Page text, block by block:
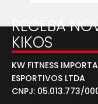
RECEBA
KIKOS
KW FITNESS
ESPORTIVOS LTDA
CNPJ: 05.013.773/